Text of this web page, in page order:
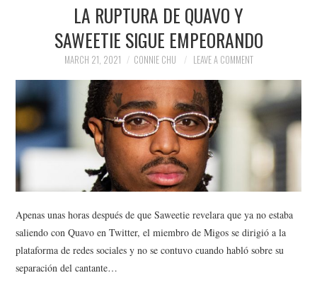
LA RUPTURA DE QUAVO Y
SAWEETIE SIGUE EMPEORANDO
MARCH 21, 2021 CONNIE CHU LEAVE A COMMENT
Apenas unas horas después de que Saweetie revelara que ya no estaba
saliendo con Quavo en Twitter, el miembro de Migos se dirigió a la
plataforma de redes sociales y no se contuvo cuando habló sobre su
separación del cantante…